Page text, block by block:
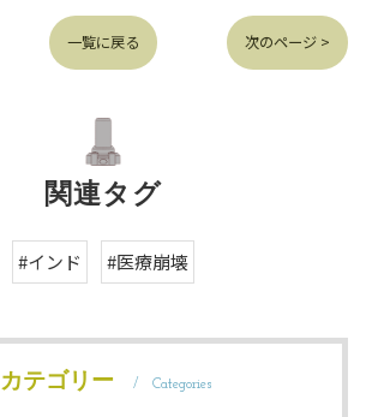
一覧に戻る 次のページ >
関連タグ
#インド #医療崩壊
カテゴリー Categories